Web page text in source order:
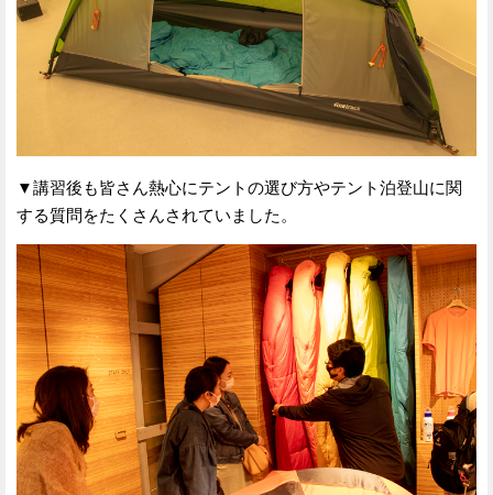
▼講習後も皆さん熱心にテントの選び方やテント泊登山に関
する質問をたくさんされていました。